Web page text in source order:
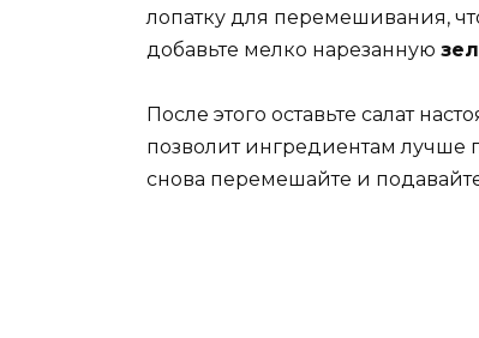
лопатку для перемешивания,
добавьте мелко нарезанную
После этого оставьте салат
позволит ингредиентам лучше
снова перемешайте и